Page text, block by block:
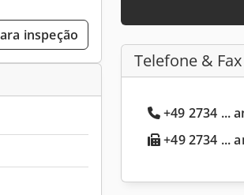
inspeção
Telefone & Fax
+49 2734 ...
+49 2734 ...